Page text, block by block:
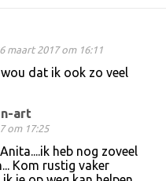
maart 2017 om 16:11
dat ik ook zo veel
art
om 17:25
heb nog zoveel
Kom rustig vaker